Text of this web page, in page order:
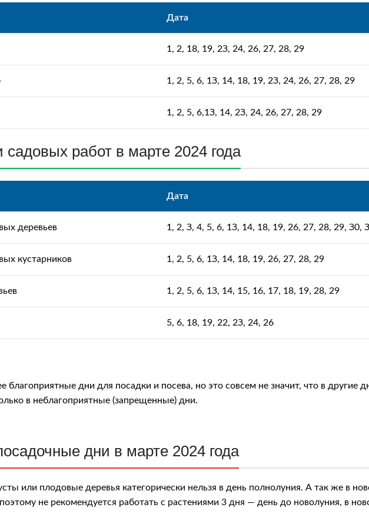
Дата
1, 2, 18, 19, 2З, 24, 26, 27, 28, 29
1, 2, 5, 6, 1З, 14, 18, 19, 2З, 24, 26, 27, 28, 29
1, 2, 5, 6,1З, 14, 2З, 24, 26, 27, 28, 29
работ в марте 2024 года
Дата
дepeвьев 1, 2, З, 4, 5, 6, 1З, 14, 18, 19, 26, 27, 28, 29, З0,
куcтapников 1, 2, 5, 6, 1З, 14, 18, 19, 26, 27, 28, 29
1, 2, 5, 6, 1З, 14, 15, 16, 17, 18, 19, 28, 29
5, 6, 18, 19, 22, 2З, 24, 26
благоприятные дни для посадки и посева, но это совсем не значит, что в другие
в неблагоприятные (запрещенные) дни.
дни в марте 2024 года
или плодовые деревья категорически нельзя в день полнолуния. А так же в
нe peкoмeндуeтcя paбoтaть c pacтeниями 3 дня — дeнь дo нoвoлуния, в